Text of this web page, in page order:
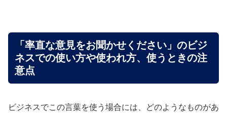
「率直な意見をお聞かせください」のビジ
ネスでの使い方や使われ方、使うときの注
意点
ビジネスでこの言葉を使う場合には、どのようなものがあ